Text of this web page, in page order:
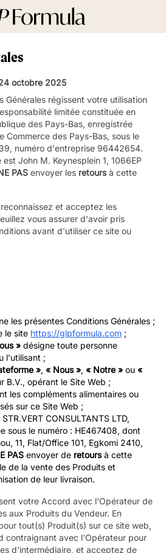
octobre 2025
Générales régissent votre utilisation
limitée constituée en
des Pays-Bas, enregistrée
Commerce des Pays-Bas, sous le
numéro d'entreprise 96442654.
John M. Keynesplein 1, 1066EP
PAS envoyer les retoursà cette
et acceptez les
vous assurer d'avoir pris
avant d'utiliser ce site ou
les présentes Conditions Générales ;
le site https://glpformula.com ;
» désigne toute personne
l'utilisant ;
», « Nous », « Notre » ou «
B.V., opérant le Site Web ;
les compléments alimentaires ou
sur ce Site Web ;
CONSULTANTS LTD,
sous le numéro : HE467408, dont
11, Flat/Office 101, Egkomi 2410,
PAS envoyer de retoursà cette
de la vente des Produits et
de leur livraison.
votre Accord avec l'Opérateur de
aux Produits du Vendeur. En
tout(s) Produit(s) sur ce site web,
contraignant avec l'Opérateur pour
d'intermédiaire, et acceptez de